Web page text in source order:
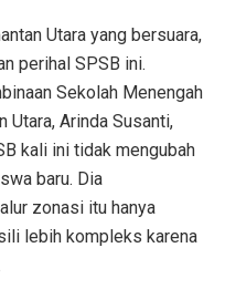
Utara yang bersuara,
perihal SPSB ini.
Sekolah Menengah
Utara, Arinda Susanti,
kali ini tidak mengubah
baru. Dia
zonasi itu hanya
lebih kompleks karena